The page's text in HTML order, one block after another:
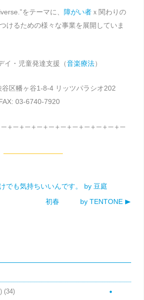
をテーマに、 障がい者 ｘ関わりの
けるための様々な事業を展開していま
イ・児童発達支援（音楽療法）
区幡ヶ谷1-8-4 リッツパラシオ202
03-6740-7920
─＋─＋─＋─＋─＋─＋─＋─＋─＋─＋─
ン
でも気持ちいいんです。 by 豆庭
初春 by TENTONE
(34)